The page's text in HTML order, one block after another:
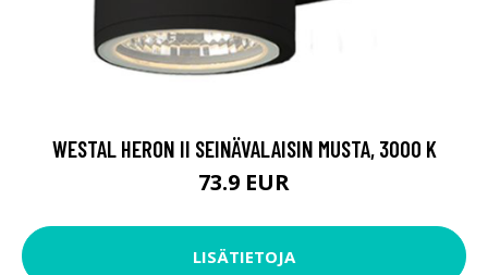
WESTAL HERON II SEINÄVALAISIN MUSTA, 3000 K
73.9 EUR
LISÄTIETOJA